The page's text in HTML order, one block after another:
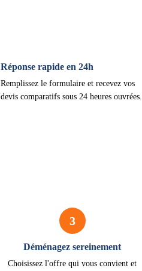
Réponse rapide en 24h
Remplissez le formulaire et recevez vos
devis comparatifs sous 24 heures ouvrées.
3
Déménagez sereinement
Choisissez l'offre qui vous convient et